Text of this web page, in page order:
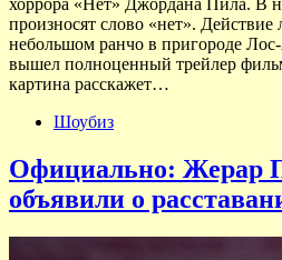
хоррора «Нет» Джордана Пила. В
произносят слово «нет». Действие
небольшом ранчо в пригороде
вышел полноценный трейлер
картина расскажет…
Шоубиз
Официально: Жерар
объявили о